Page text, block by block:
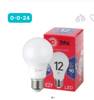
0-0-24